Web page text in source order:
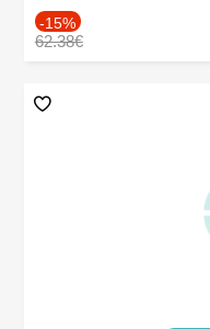
-15%
62.38€